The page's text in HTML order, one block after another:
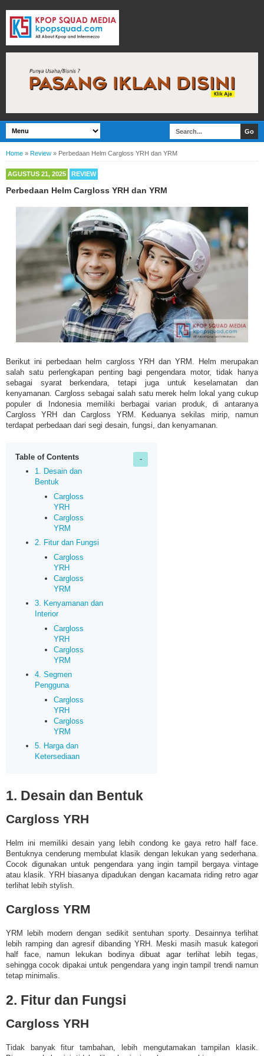
Home » Review » Perbedaan Helm Cargloss YRH dan YRM
AGUSTUS 21, 2025 REVIEW
Perbedaan Helm Cargloss YRH dan YRM
Berikut ini perbedaan helm carglossYRH dan YRM.
Helm merupakan
salah satu perlengkapan penting bagi pengendara motor, tidak hanya
sebagai syarat berkendara, tetapi juga untuk keselamatan dan
kenyamanan. Cargloss sebagai salah satu merek helm lokal yang cukup
populer di Indonesia memiliki berbagai varian produk, di antaranya
Cargloss YRH dan Cargloss YRM. Keduanya sekilas mirip, namun
terdapat perbedaan dari segi desain, fungsi, dan kenyamanan.
Table of Contents
1. Desain dan
Bentuk
Cargloss
YRH
Cargloss
YRM
2. Fitur dan Fungsi
Cargloss
YRH
Cargloss
YRM
3. Kenyamanan dan
Interior
Cargloss
YRH
Cargloss
YRM
4. Segmen
Pengguna
Cargloss
YRH
Cargloss
YRM
5. Harga dan
Ketersediaan
1. Desain dan Bentuk
Cargloss YRH
Helm ini memiliki desain yang lebih condong ke gaya retro half face.
Bentuknya cenderung membulat klasik dengan lekukan yang sederhana.
Cocok digunakan untuk pengendara yang ingin tampil bergaya vintage
atau klasik. YRH biasanya dipadukan dengan kacamata riding retro agar
terlihat lebih stylish.
Cargloss YRM
YRM lebih modern dengan sedikit sentuhan sporty. Desainnya terlihat
lebih ramping dan agresif dibanding YRH. Meski masih masuk kategori
half face, namun lekukan bodinya dibuat agar terlihat lebih tegas,
sehingga cocok dipakai untuk pengendara yang ingin tampil trendi namun
tetap minimalis.
2. Fitur dan Fungsi
Cargloss YRH
Tidak banyak fitur tambahan, lebih mengutamakan tampilan klasik.